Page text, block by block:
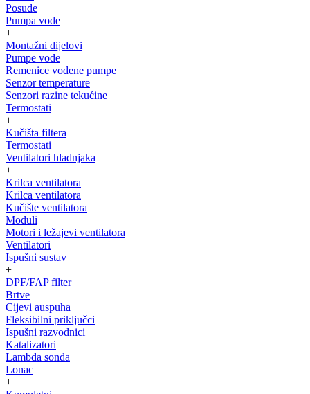
Posude
Pumpa vode
+
Montažni dijelovi
Pumpe vode
Remenice vodene pumpe
Senzor temperature
Senzori razine tekućine
Termostati
+
Kučišta filtera
Termostati
Ventilatori hladnjaka
+
Krilca ventilatora
Krilca ventilatora
Kučište ventilatora
Moduli
Motori i ležajevi ventilatora
Ventilatori
Ispušni sustav
+
DPF/FAP filter
Brtve
Cijevi auspuha
Fleksibilni priključci
Ispušni razvodnici
Katalizatori
Lambda sonda
Lonac
+